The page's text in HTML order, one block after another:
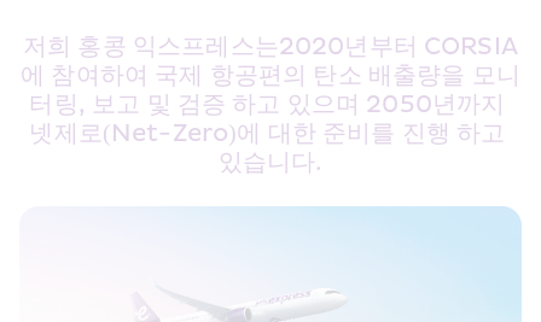
저희 홍콩 익스프레스는2020년부터 CORSIA
에 참여하여 국제 항공편의 탄소 배출량을 모니
터링, 보고 및 검증 하고 있으며 2050년까지
넷제로(Net-Zero)에 대한 준비를 진행 하고
있습니다.